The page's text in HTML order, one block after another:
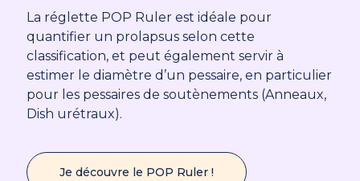
La réglette POP Ruler est idéale pour
quantifier un prolapsus selon cette
classification, et peut également servir à
estimer le diamètre d’un pessaire, en particulier
pour les pessaires de soutènements (Anneaux,
Dish urétraux).
Je découvre le POP Ruler !